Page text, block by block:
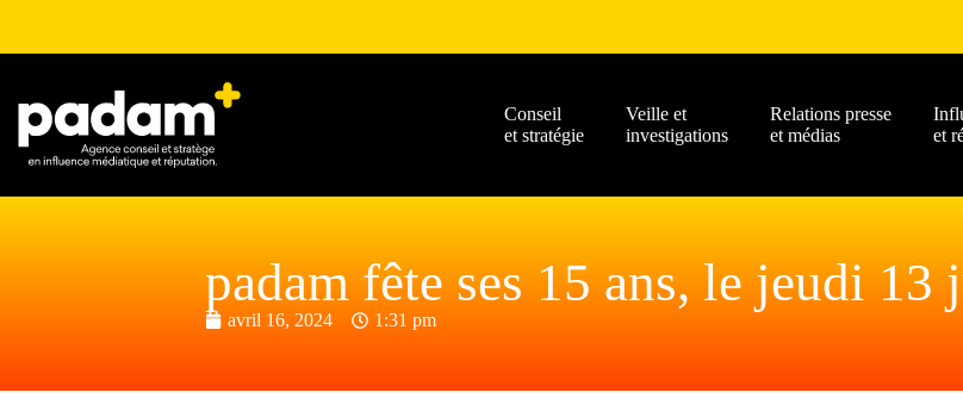
Conseil
et stratégie
Veille et
investigations
Relations presse
et médias
et
padam fête ses 15 ans, le jeudi 13
avril 16, 2024 1:31 pm